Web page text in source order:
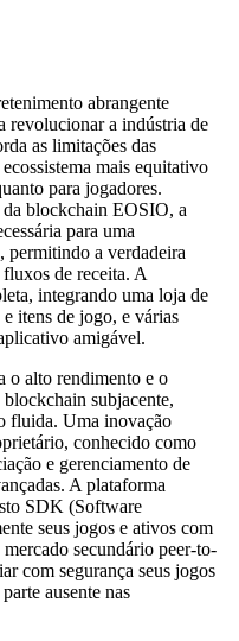
abrangente
revolucionar a indústria de
as limitações das
mais equitativo
para jogadores.
blockchain EOSIO, a
para uma
permitindo a verdadeira
de receita. A
integrando uma loja de
itens de jogo, e várias
amigável.
o alto rendimento e o
blockchain subjacente,
fluida. Uma inovação
conhecido como
e gerenciamento de
A plataforma
SDK (Software
seus jogos e ativos com
secundário peer-to-
com segurança seus jogos
ausente nas